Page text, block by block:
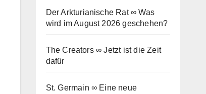
Der Arkturianische Rat ∞ Was
wird im August 2026 geschehen?
The Creators ∞ Jetzt ist die Zeit
dafür
St. Germain ∞ Eine neue